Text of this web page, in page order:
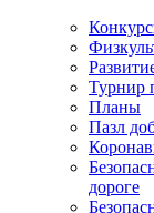
Турнир
Планы
Пазл
дороге